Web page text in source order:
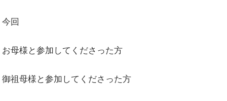
今回
お母様と参加してくださった方
御祖母様と参加してくださった方